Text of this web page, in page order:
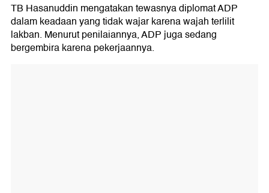
TB Hasanuddin mengatakan tewasnya diplomat ADP
dalam keadaan yang tidak wajar karena wajah terlilit
lakban. Menurut penilaiannya, ADP juga sedang
bergembira karena pekerjaannya.